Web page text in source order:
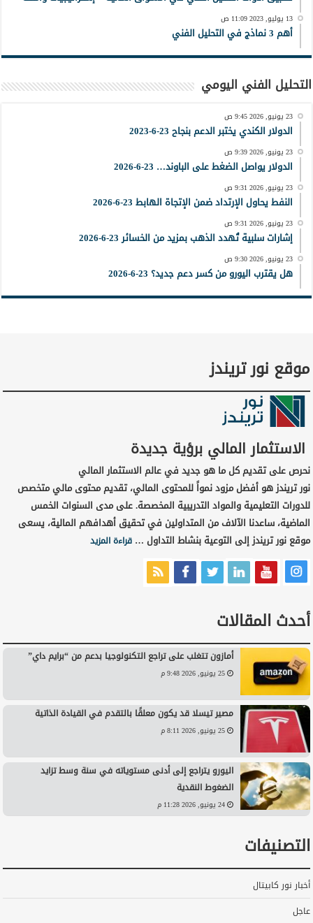
13 يوليو, 2023 11:09 ص
أهم 3 نماذج في التحليل الفني
التحليل الفني اليومي
23 يونيو, 2026 9:45 ص
الدولار الكندي يختبر الدعم بنجاح 23-6-2023
23 يونيو, 2026 9:39 ص
الدولار يواصل الضغط على الباوند… 23-6-2026
23 يونيو, 2026 9:31 ص
النفط يحاول الإرتداد ضمن الإتجاة الهابط 23-6-2026
23 يونيو, 2026 9:31 ص
إشارات سلبية تُهدد الذهب بمزيد من الخسائر 23-6-2026
23 يونيو, 2026 9:30 ص
هل يقترب اليورو من كسر دعم جديد؟ 23-6-2026
موقع نور تريندز
الاستثمار المالي برؤية جديدة
نحرص على تقديم كل ما هو جديد في عالم الاستثمار المالي
نور تريندز هو أفضل مزود نمواً للمحتوى المالي، تقديم محتوى مالي متخصص
للدورات التعليمية والمواد التدريبية المخصصة. على مدى السنوات الخمس
الماضية، ساعدنا الآلاف من المتداولين في تحقيق أهدافهم المالية، يسعى
موقع نور تريندز إلى التوعية بنشاط التداول …قراءة المزيد
أحدث المقالات
أمازون تتغلب على تراجع التكنولوجيا بدعم من “برايم داي”
25 يونيو, 2026 9:48 م
مصير تيسلا قد يكون معلقًا بالتقدم في القيادة الذاتية
25 يونيو, 2026 8:11 م
اليورو يتراجع إلى أدنى مستوياته في سنة وسط تزايد
الضغوط النقدية
24 يونيو, 2026 11:28 م
التصنيفات
أخبار نور كابيتال
عاجل